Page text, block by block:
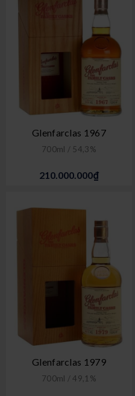
Glenfarclas 1967
700ml / 54,3%
210.000.000₫
Glenfarclas 1979
700ml / 49,1%